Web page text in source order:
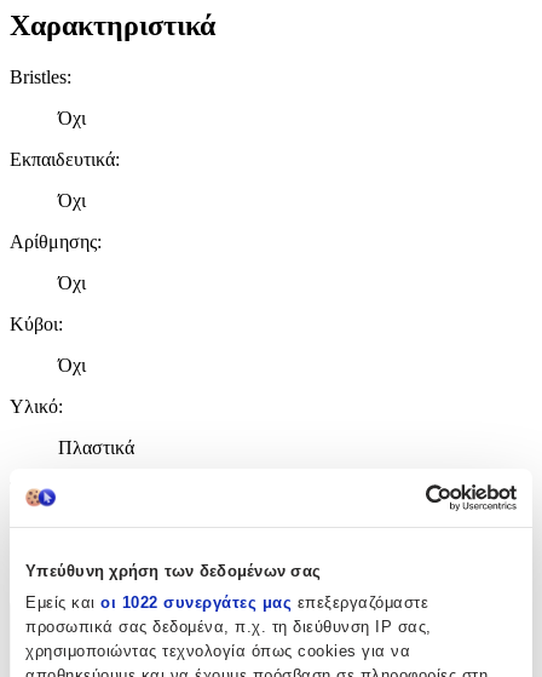
Υπεύθυνη χρήση των δεδομένων σας
Εμείς και οι 1022 συνεργάτες μας επεξεργαζόμαστε
προσωπικά σας δεδομένα, π.χ. τη διεύθυνση IP σας,
χρησιμοποιώντας τεχνολογία όπως cookies για να
Χαρακτηριστικά
Bristles:
Όχι
Εκπαιδευτικά:
Όχι
Αρίθμησης:
Όχι
Κύβοι:
Όχι
Υλικό:
Πλαστικά
Τεμάχια
30
τμχ
Χαρακτηριστικά